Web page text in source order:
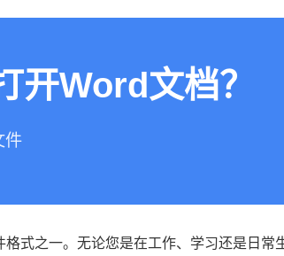
开Word文档？
件
式之一。无论您是在工作、学习还是日常